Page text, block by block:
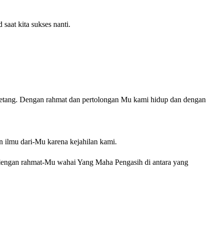
kita sukses nanti.
Dengan rahmat dan pertolongan Mu kami hidup dan dengan
ilmu dari-Mu karena kejahilan kami.